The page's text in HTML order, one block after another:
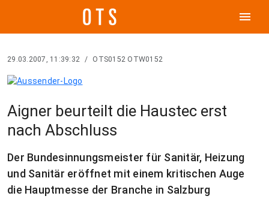
menu
29.03.2007, 11:39:32 / OTS0152 OTW0152
Aigner beurteilt die Haustec erst
nach Abschluss
Der Bundesinnungsmeister für Sanitär, Heizung
und Sanitär eröffnet mit einem kritischen Auge
die Hauptmesse der Branche in Salzburg